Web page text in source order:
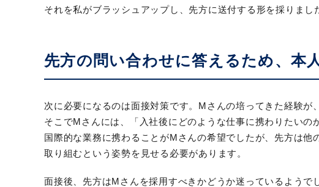
それを私がブラッシュアップし、先方に送付する形を採りま
先方の問い合わせに答えるため、本
次に必要になるのは面接対策です。Mさんの培ってきた経験が
そこでMさんには、「入社後にどのような仕事に携わりたい
国際的な業務に携わることがMさんの希望でしたが、先方は
取り組むという姿勢を見せる必要があります。
面接後、先方はMさんを採用すべきかどうか迷っているよう